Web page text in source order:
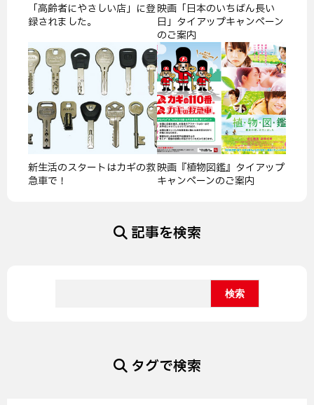
「高齢者にやさしい店」に登
録されました。
映画「日本のいちばん長い
日」タイアップキャンペーン
のご案内
新生活のスタートはカギの救
急車で！
映画『植物図鑑』タイアップ
キャンペーンのご案内
記事を検索
タグで検索